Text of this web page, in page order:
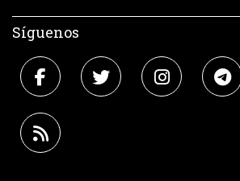
Síguenos